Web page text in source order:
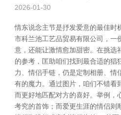
2026-01-30
情东说念主节是抒发爱意的最佳时
市科兰池工艺品贸易有限公司，一
意，还能让激情愈加甜密。在挑选
的参考，匡助咱们找到最合适的猖
力、情侣手链，仍是定制相册、情
有的魔力。通过图片，咱们不错看
而更好地匹配对方的喜好。举例，
考究的首饰；而爱更生涯的情侣则